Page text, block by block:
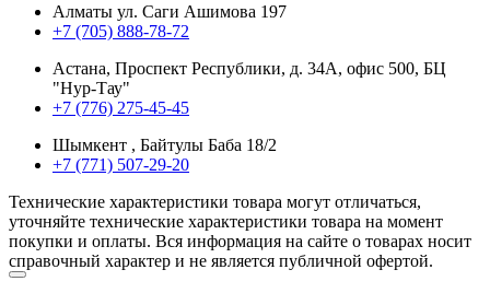
Алматы ул. Саги Ашимова 197
+7 (705) 888-78-72
Астана, Проспект Республики, д. 34А​, офис 500, БЦ
"Нур-Тау"
+7 (776) 275-45-45
Шымкент , Байтулы Баба 18/2
+7 (771) 507-29-20
Технические характеристики товара могут отличаться,
уточняйте технические характеристики товара на момент
покупки и оплаты. Вся информация на сайте о товарах носит
справочный характер и не является публичной офертой.